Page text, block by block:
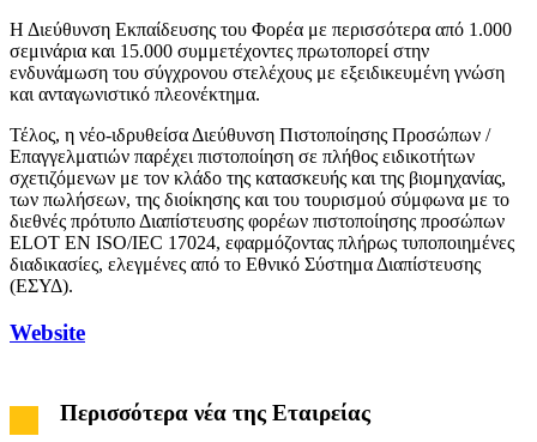
Η Διεύθυνση Εκπαίδευσης του Φορέα με περισσότερα από 1.000
σεμινάρια και 15.000 συμμετέχοντες πρωτοπορεί στην
ενδυνάμωση του σύγχρονου στελέχους με εξειδικευμένη γνώση
και ανταγωνιστικό πλεονέκτημα.
Τέλος, η νέο-ιδρυθείσα Διεύθυνση Πιστοποίησης Προσώπων /
Επαγγελματιών παρέχει πιστοποίηση σε πλήθος ειδικοτήτων
σχετιζόμενων με τον κλάδο της κατασκευής και της βιομηχανίας,
των πωλήσεων, της διοίκησης και του τουρισμού σύμφωνα με το
διεθνές πρότυπο Διαπίστευσης φορέων πιστοποίησης προσώπων
ELOT EN ISO/IEC 17024, εφαρμόζοντας πλήρως τυποποιημένες
διαδικασίες, ελεγμένες από το Εθνικό Σύστημα Διαπίστευσης
(ΕΣΥΔ).
Website
Περισσότερα νέα της Εταιρείας